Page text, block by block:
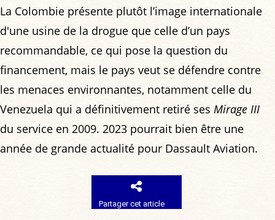
La Colombie présente plutôt l’image internationale
d'une usine de la drogue que celle d’un pays
recommandable, ce qui pose la question du
financement, mais le pays veut se défendre contre
les menaces environnantes, notamment celle du
Venezuela qui a définitivement retiré ses Mirage III
du service en 2009. 2023 pourrait bien être une
année de grande actualité pour Dassault Aviation.
Partager cet article